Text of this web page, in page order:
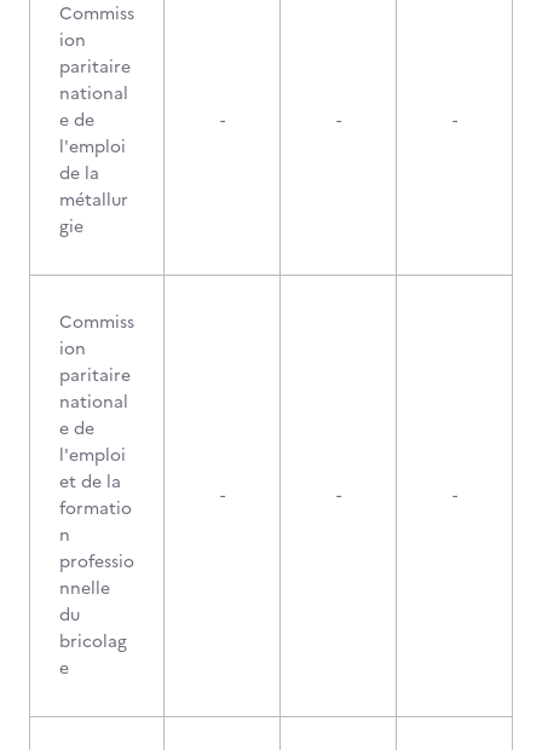
Commiss
ion
paritaire
national
e de
l'emploi
de la
métallur
gie
- - -
Commiss
ion
paritaire
national
e de
l'emploi
et de la
formatio
n
professio
nnelle
du
bricolag
e
- - -